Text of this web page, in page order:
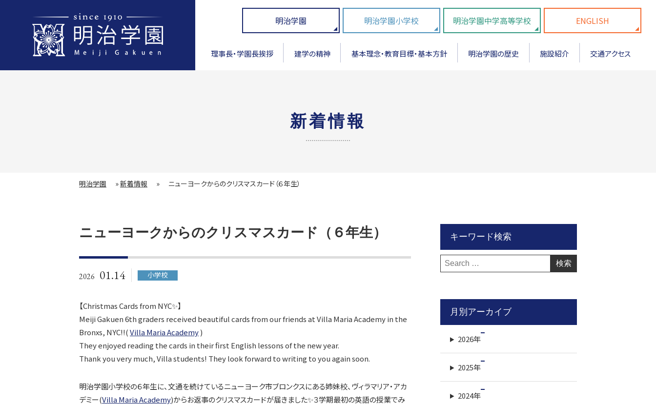
明治学園 明治学園小学校 明治学園中学高等学校 ENGLISH
理事長・学園長挨拶 建学の精神 基本理念・教育目標・基本方針 明治学園の歴史 施設紹介 交通アクセス
新着情報
明治学園 »新着情報 » ニューヨークからのクリスマスカード（６年生）
ニューヨークからのクリスマスカード（６年生）
2026 01.14 小学校
【Christmas Cards from NYC✨】
Meiji Gakuen 6th graders received beautiful cards from our friends at Villa Maria Academy in the
Bronxs, NYC!!(Villa Maria Academy)
They enjoyed reading the cards in their first English lessons of the new year.
Thank you very much, Villa students! They look forward to writing to you again soon.
明治学園小学校の６年生に、文通を続けているニューヨーク市ブロンクスにある姉妹校、ヴィラマリア・アカ
デミー(Villa Maria Academy)からお返事のクリスマスカードが届きました✨３学期最初の英語の授業でみ
キーワード検索
検
索:
月別アーカイブ
2026年
2025年
2024年